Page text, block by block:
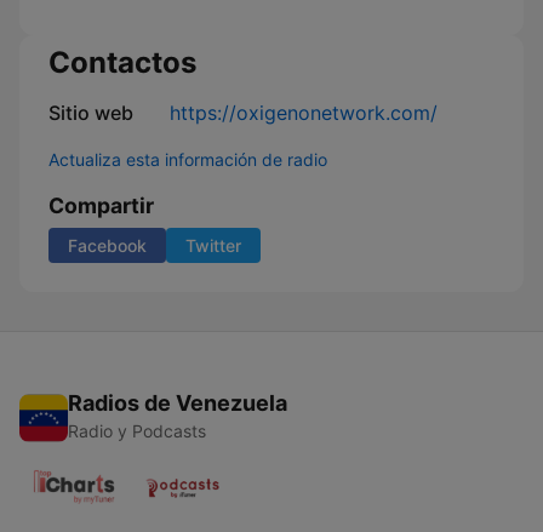
Contactos
Sitio web https://oxigenonetwork.com/
Actualiza esta información de radio
Compartir
Facebook Twitter
Radios de Venezuela
Radio y Podcasts